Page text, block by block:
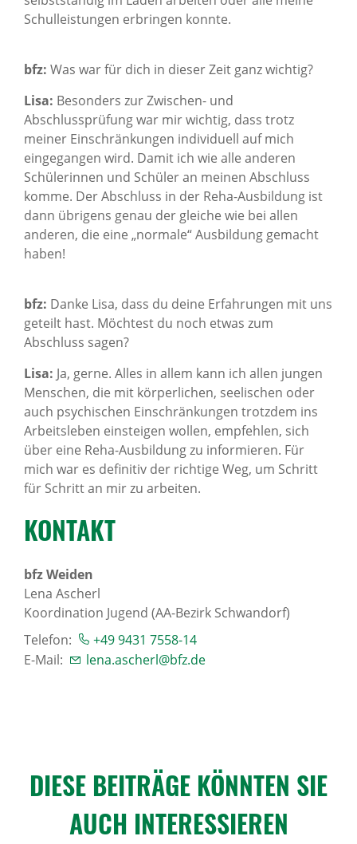
Schulleistungen erbringen konnte.
bfz: Was war für dich in dieser Zeit ganz wichtig?
Lisa: Besonders zur Zwischen- und
Abschlussprüfung war mir wichtig, dass trotz
meiner Einschränkungen individuell auf mich
eingegangen wird. Damit ich wie alle anderen
Schülerinnen und Schüler an meinen Abschluss
komme. Der Abschluss in der Reha-Ausbildung ist
dann übrigens genau der gleiche wie bei allen
anderen, die eine „normale“ Ausbildung gemacht
haben!
bfz: Danke Lisa, dass du deine Erfahrungen mit uns
geteilt hast. Möchtest du noch etwas zum
Abschluss sagen?
Lisa: Ja, gerne. Alles in allem kann ich allen jungen
Menschen, die mit körperlichen, seelischen oder
auch psychischen Einschränkungen trotzdem ins
Arbeitsleben einsteigen wollen, empfehlen, sich
über eine Reha-Ausbildung zu informieren. Für
mich war es definitiv der richtige Weg, um Schritt
für Schritt an mir zu arbeiten.
KONTAKT
bfz Weiden
Lena Ascherl
Koordination Jugend (AA-Bezirk Schwandorf)
Telefon:
+49 9431 7558-14
E-Mail:
lena.ascherl@bfz.de
DIESE BEITRÄGE KÖNNTEN SIE
AUCH INTER­ES­SIEREN